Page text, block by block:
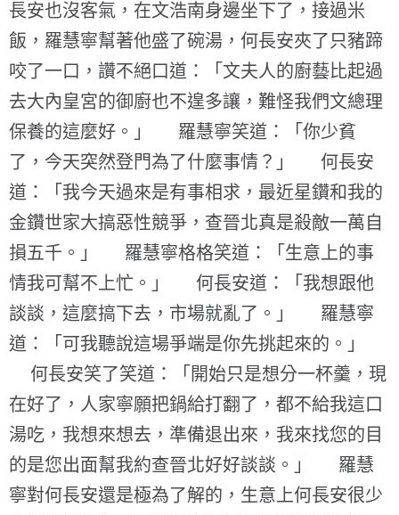
長安也沒客氣，在文浩南身邊坐下了，接過米
飯，羅慧寧幫著他盛了碗湯，何長安夾了只豬蹄
咬了一口，讚不絕口道：「文夫人的廚藝比起過
去大內皇宮的御廚也不遑多讓，難怪我們文總理
保養的這麼好。」 羅慧寧笑道：「你少貧
了，今天突然登門為了什麼事情？」 何長安
道：「我今天過來是有事相求，最近星鑽和我的
金鑽世家大搞惡性競爭，查晉北真是殺敵一萬自
損五千。」 羅慧寧格格笑道：「生意上的事
情我可幫不上忙。」 何長安道：「我想跟他
談談，這麼搞下去，市場就亂了。」 羅慧寧
道：「可我聽說這場爭端是你先挑起來的。」
何長安笑了笑道：「開始只是想分一杯羹，現
在好了，人家寧願把鍋給打翻了，都不給我這口
湯吃，我想來想去，準備退出來，我來找您的目
的是您出面幫我約查晉北好好談談。」 羅慧
寧對何長安還是極為了解的，生意上何長安很少